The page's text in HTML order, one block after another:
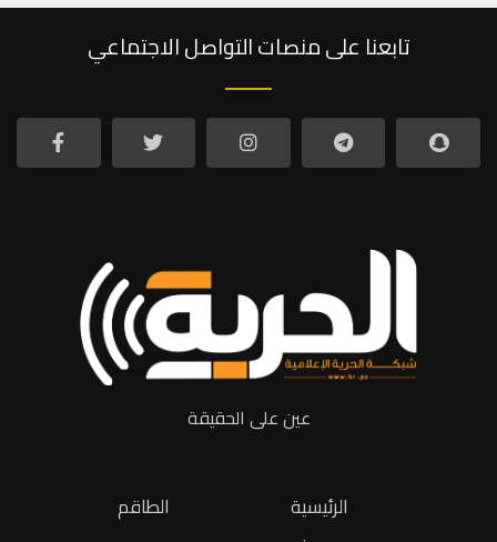
تابعنا على منصات التواصل الاجتماعي
عين على الحقيقة
الطاقم
الرئيسية